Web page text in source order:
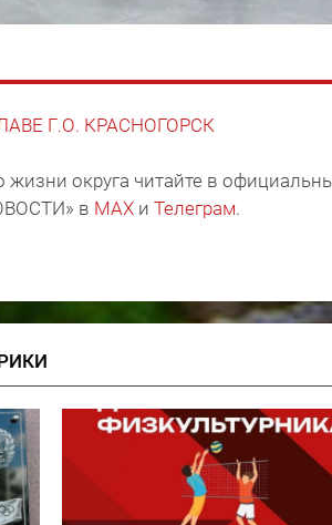
Г.О. КРАСНОГОРСК
округа читайте в
в MAX и Телеграм.